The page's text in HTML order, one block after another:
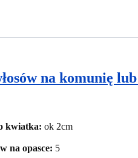
na komunię
kwiatka: ok 2cm
na opasce: 5